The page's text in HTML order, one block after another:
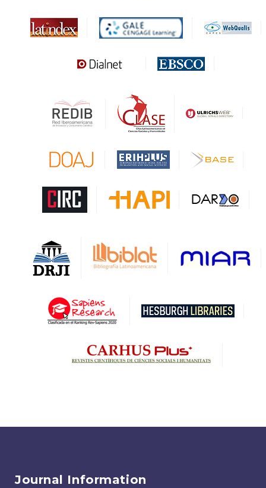
MIAR
Sapiens Research
Gale Cengage Learning
Journal Information